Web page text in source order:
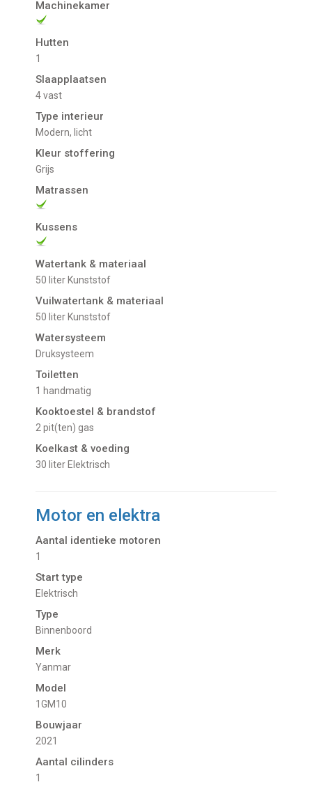
Machinekamer
Hutten
1
Slaapplaatsen
4 vast
Type interieur
Modern, licht
Kleur stoffering
Grijs
Matrassen
Kussens
Watertank & materiaal
50 liter Kunststof
Vuilwatertank & materiaal
50 liter Kunststof
Watersysteem
Druksysteem
Toiletten
1 handmatig
Kooktoestel & brandstof
2 pit(ten) gas
Koelkast & voeding
30 liter Elektrisch
Motor en elektra
Aantal identieke motoren
1
Start type
Elektrisch
Type
Binnenboord
Merk
Yanmar
Model
1GM10
Bouwjaar
2021
Aantal cilinders
1